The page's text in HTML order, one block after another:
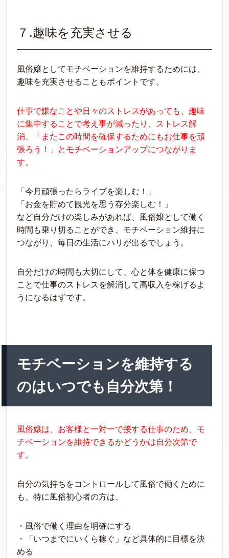
７.趣味を充実させる
風俗嬢としてモチベーションを維持するためには、
趣味を充実させることもポイントです。
仕事で嫌なことや日々のストレスがあっても、趣味
に集中することで考え事が減ったり、ストレス解
消、「またこの時間を確保するためにもお仕事を頑
張ろう！」とモチベーションアップにつながりま
す。
「今月頑張ったらライブを楽しむ！」
「お金を貯めて観光を思う存分楽しむ！」
など自分だけの楽しみがあれば、風俗嬢として働く
時間も乗り切ることができ、モチベーション維持に
つながり、毎日の生活にハリが出るでしょう。
自分だけの時間も大切にして、心と体を健康に保つ
ことで仕事のストレスを解消して高収入を稼げるよ
うになるはずです。
モチベーションを維持する
のはいつでも自分次第！
風俗嬢は、お客様と一対一で接する仕事のため、モ
チベーションを維持できるかどうかは自分次第で
す。
自分の気持ちをコントロールして風俗で働くために
も、特に風俗初心者の方は、
・風俗で働く理由を明確にする
・「いつまでにいくら稼ぐ」など具体的に目標を決
める